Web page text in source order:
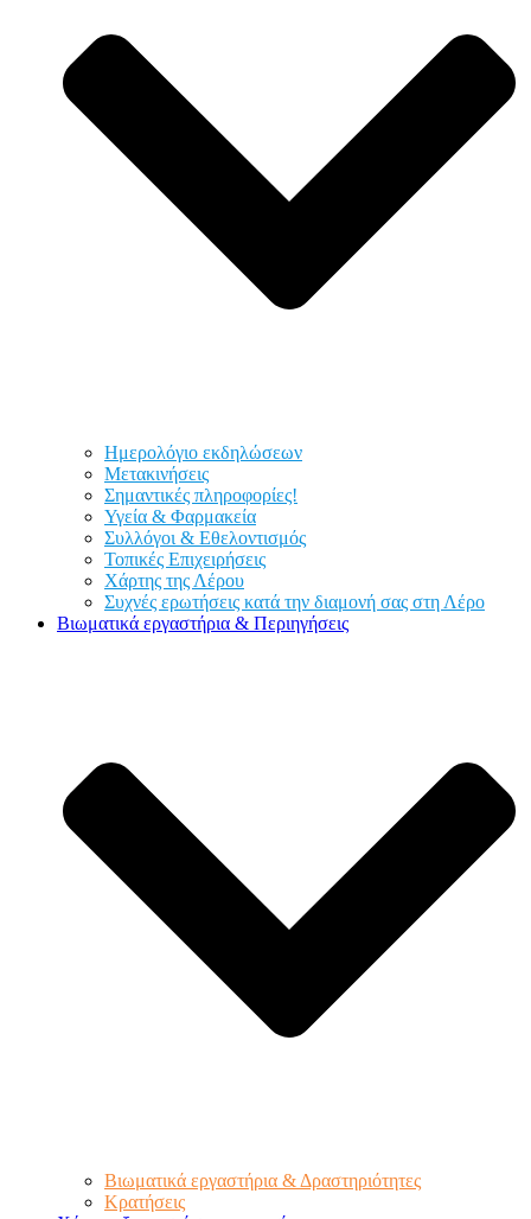
Ημερολόγιο εκδηλώσεων
Μετακινήσεις
Σημαντικές πληροφορίες!
Υγεία & Φαρμακεία
Συλλόγοι & Εθελοντισμός
Τοπικές Επιχειρήσεις
Χάρτης της Λέρου
Συχνές ερωτήσεις κατά την διαμονή σας στη Λέρο
Βιωματικά εργαστήρια & Περιηγήσεις
Βιωματικά εργαστήρια & Δραστηριότητες
Κρατήσεις